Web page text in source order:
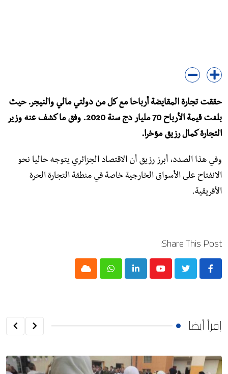
حققت تجارة المقايضة أرباحا مع كل من دولتي مالي والنيجر. حيث
بلغت قيمة الأرباح 70 مليار دج سنة 2020. وفق ما كشف عنه وزير
التجارة كمال رزيق مؤخرا.
وفي هذا الصدد، أبرز رزيق أن الاقتصاد الجزائري يتوجه حاليا نحو
الانفتاح على الأسواق الخارجية خاصة في منطقة التجارة الحرة
الأفريقية.
Share This Post:
Youtube
LinkedIn
Whatsapp
Cloud
إقرأ أيضا